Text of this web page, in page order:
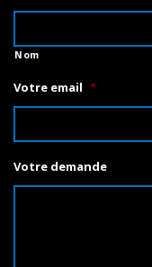
Nom
Votre email *
Votre demande